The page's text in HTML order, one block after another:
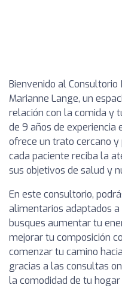
Bienvenido al
Marianne Lange, un
relación con la comida y
de 9 años de experiencia
ofrece un trato cercano y
cada paciente reciba la
sus objetivos de salud y
En este consultorio,
alimentarios adaptados a
busques aumentar tu
mejorar tu composición
comenzar tu camino
gracias a las consultas
la comodidad de tu